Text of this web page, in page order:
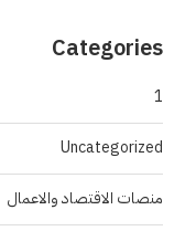
Categories
1
Uncategorized
منصات الاقتصاد والاعمال